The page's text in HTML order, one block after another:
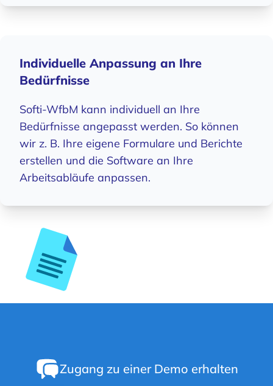
Individuelle Anpassung an Ihre
Bedürfnisse
Softi-WfbM kann individuell an Ihre
Bedürfnisse angepasst werden. So können
wir z. B. Ihre eigene Formulare und Berichte
erstellen und die Software an Ihre
Arbeitsabläufe anpassen.
Zugang zu einer Demo erhalten